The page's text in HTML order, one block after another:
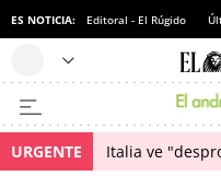
ES NOTICIA: Editoral - El Rúgido
URGENTE Italia ve